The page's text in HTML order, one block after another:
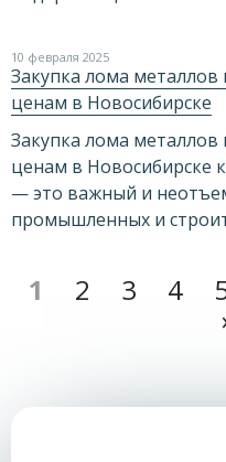
10 февраля 2025
Закупка лома
ценам в Новосибирске
Закупка лома
ценам в Новосибирске
— это важный и
промышленных и
1 2 3 4